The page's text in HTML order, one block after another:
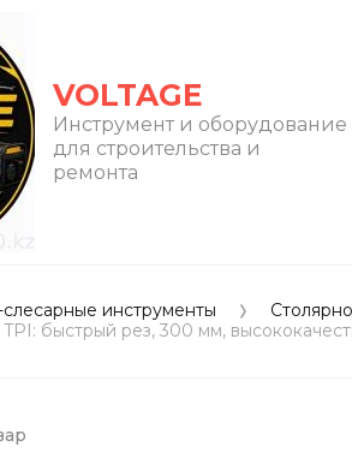
VOLTAGE
Инструмент и оборудование
для строительства и
ремонта
инструменты
TPI: быстрый рез, 300 мм,